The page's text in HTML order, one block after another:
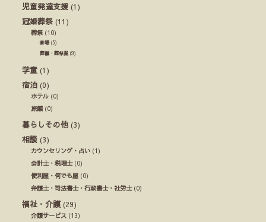
児童発達支援 (1)
冠婚葬祭 (11)
葬祭(10)
斎場(5)
葬儀・葬祭業 (9)
学童 (1)
宿泊 (0)
ホテル (0)
旅館 (0)
暮らしその他 (3)
相談 (3)
カウンセリング・占い (1)
会計士・税理士(0)
便利屋・何でも屋 (0)
弁護士・司法書士・行政書士・社労士(0)
福祉・介護(29)
介護サービス (13)